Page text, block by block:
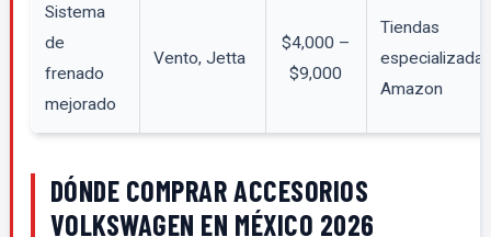
Sistema
de
frenado
mejorado
Vento, Jetta
$4,000 –
$9,000
Tiendas
Amazon
DÓNDE COMPRAR ACCESORIOS
VOLKSWAGEN EN MÉXICO 2026